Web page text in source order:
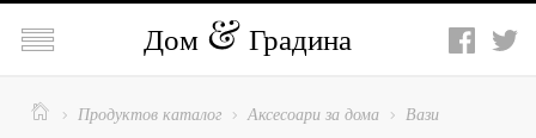
 Дом Градина
  Продуктов каталог  Аксесоари за дома  Вази